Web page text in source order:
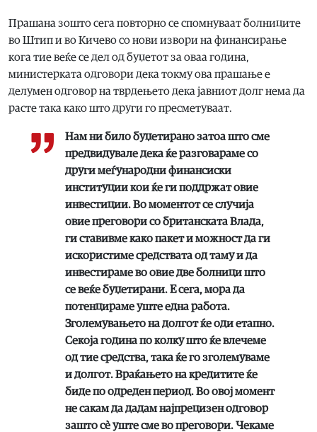
Прашана зошто сега повторно се спомнуваат болниците
во Штип и во Кичево со нови извори на финансирање
кога тие веќе се дел од буџетот за оваа година,
министерката одговори дека токму ова прашање е
делумен одговор на тврдењето дека јавниот долг нема да
расте така како што други го пресметуваат.
Нам ни било буџетирано затоа што сме
предвидувале дека ќе разговараме со
други меѓународни финансиски
институции кои ќе ги поддржат овие
инвестиции. Во моментот се случија
овие преговори со британската Влада,
ги ставивме како пакет и можност да ги
искористиме средствата од таму и да
инвестираме во овие две болници што
се веќе буџетирани. Е сега, мора да
потенцираме уште една работа.
Зголемувањето на долгот ќе оди етапно.
Секоја година по колку што ќе влечеме
од тие средства, така ќе го зголемуваме
и долгот. Враќањето на кредитите ќе
биде по одреден период. Во овој момент
не сакам да дадам најпрецизен одговор
зашто сè уште сме во преговори. Чекаме